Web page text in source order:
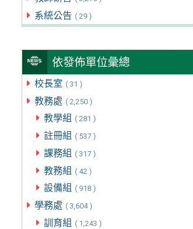
系統公告 ( 29 )
依發佈單位彙總
校長室 ( 31 )
教務處 ( 2,250 )
教學組 ( 281 )
註冊組 ( 537 )
課務組 ( 317 )
教務組 ( 42 )
設備組 ( 918 )
學務處 ( 3,604 )
訓育組 ( 1,243 )